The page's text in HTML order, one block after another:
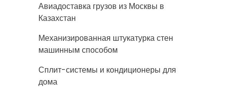
Авиадоставка грузов из Москвы в
Казахстан
Механизированная штукатурка стен
машинным способом
Сплит-системы и кондиционеры для
дома